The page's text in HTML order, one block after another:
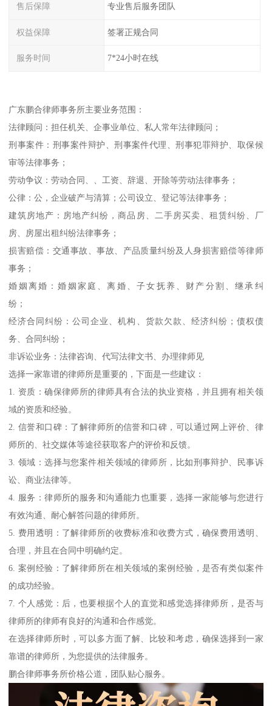
售后保障 专业售后服务团队
权益保障 签署正规合同
服务时间 7*24小时在线
广东鹏合律师事务所主要业务范围：
法律顾问：担任机关、企事业单位、私人常年法律顾问；
刑事案件：刑事案件辩护、刑事案件代理、刑事犯罪辩护、取保候
审等法律事务；
劳动争议：劳动合同、、工资、辞退、开除等劳动法律事务；
公律：公，企业破产与清算；公司设立、登记等法律事务；
建筑房地产：房地产纠纷，商品房、二手房买卖、租赁纠纷、厂
房、房屋出租纠纷法律事务；
损害赔偿：交通事故、事故、产品质量纠纷及人身损害赔偿等律师
事务；
婚姻离婚：婚姻家庭、离婚、子女抚养、财产分割、继承纠
纷；
经济合同纠纷：公司企业、机构、货款欠款、经济纠纷；债权债
务、合同纠纷；
非诉讼业务：法律咨询、代写法律文书、办理律师见
选择一家靠谱的律师所是重要的，下面是一些建议：
1. 资质：确保律师所的律师具有合法的执业资格，并且拥有相关领
域的资质和经验。
2. 信誉和口碑：了解律师所的信誉和口碑，可以通过网上评价、律
师所的、社交媒体等途径获取客户的评价和反馈。
3. 领域：选择与您案件相关领域的律师所，比如刑事辩护、民事诉
讼、商业法律等。
4. 服务：律师所的服务和沟通能力也重要，选择一家能够与您进行
有效沟通、耐心解答问题的律师所。
5. 费用透明：了解律师所的收费标准和收费方式，确保费用透明、
合理，并且在合同中明确约定。
6. 案例经验：了解律师所在相关领域的案例经验，是否有类似案件
的成功经验。
7. 个人感觉：后，也要根据个人的直觉和感觉选择律师所，是否与
律师所的律师有良好的沟通和合作感觉。
在选择律师所时，可以多方面了解、比较和考虑，确保选择到一家
靠谱的律师所，为您提供的法律服务。
鹏合律师事务所价格公道，团队贴心服务。